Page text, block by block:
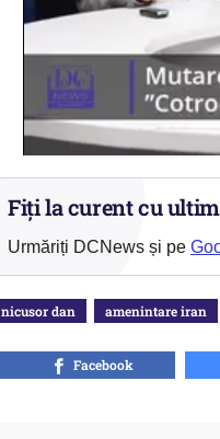
Fiți la curent cu
Urmăriți DCNews și pe
nicusor dan amenintare iran
Facebook